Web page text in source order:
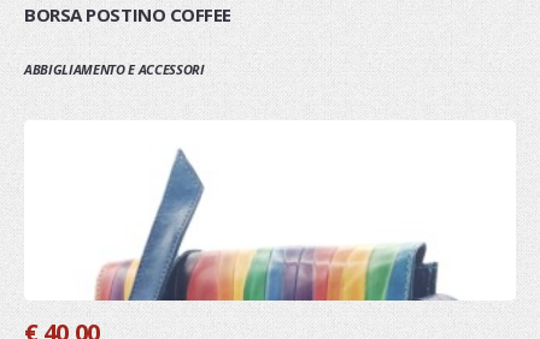
BORSA POSTINO COFFEE
ABBIGLIAMENTO E ACCESSORI
€ 40,00